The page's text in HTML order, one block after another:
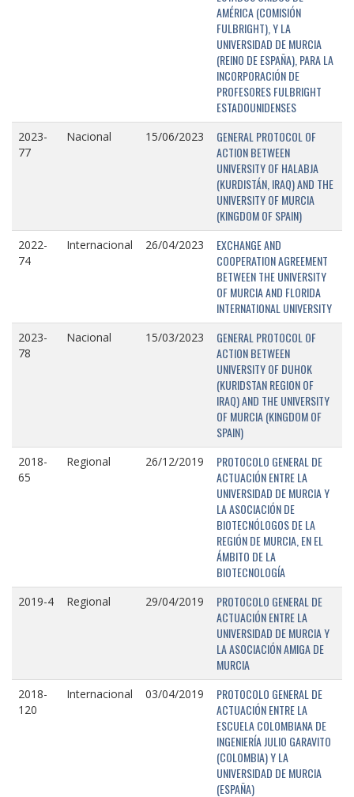
AMÉRICA (COMISIÓN
FULBRIGHT), Y LA
UNIVERSIDAD DE MURCIA
(REINO DE ESPAÑA), PARA LA
INCORPORACIÓN DE
PROFESORES FULBRIGHT
ESTADOUNIDENSES
2023-
77
Nacional 15/06/2023
GENERAL PROTOCOL OF
ACTION BETWEEN
UNIVERSITY OF HALABJA
(KURDISTÁN, IRAQ) AND THE
UNIVERSITY OF MURCIA
(KINGDOM OF SPAIN)
2022-
74
Internacional 26/04/2023
EXCHANGE AND
COOPERATION AGREEMENT
BETWEEN THE UNIVERSITY
OF MURCIA AND FLORIDA
INTERNATIONAL UNIVERSITY
2023-
78
Nacional 15/03/2023
GENERAL PROTOCOL OF
ACTION BETWEEN
UNIVERSITY OF DUHOK
(KURIDSTAN REGION OF
IRAQ) AND THE UNIVERSITY
OF MURCIA (KINGDOM OF
SPAIN)
2018-
65
Regional 26/12/2019
PROTOCOLO GENERAL DE
ACTUACIÓN ENTRE LA
UNIVERSIDAD DE MURCIA Y
LA ASOCIACIÓN DE
BIOTECNÓLOGOS DE LA
REGIÓN DE MURCIA, EN EL
ÁMBITO DE LA
BIOTECNOLOGÍA
2019-4 Regional 29/04/2019
PROTOCOLO GENERAL DE
ACTUACIÓN ENTRE LA
UNIVERSIDAD DE MURCIA Y
LA ASOCIACIÓN AMIGA DE
MURCIA
2018-
120
Internacional 03/04/2019
PROTOCOLO GENERAL DE
ACTUACIÓN ENTRE LA
ESCUELA COLOMBIANA DE
INGENIERÍA JULIO GARAVITO
(COLOMBIA) Y LA
UNIVERSIDAD DE MURCIA
(ESPAÑA)